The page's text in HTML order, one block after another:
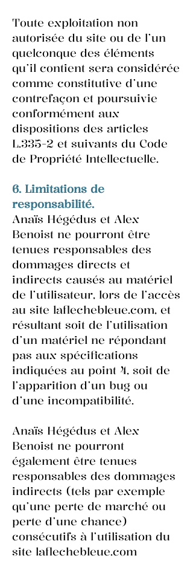
Toute exploitation non
autorisée du site ou de l’un
quelconque des éléments
qu’il contient sera considérée
comme constitutive d’une
contrefaçon et poursuivie
conformément aux
dispositions des articles
L.335-2 et suivants du Code
de Propriété Intellectuelle.
6. Limitations de
responsabilité.
Anaïs Hégédus et Alex
Benoist ne pourront être
tenues responsables des
dommages directs et
indirects causés au matériel
de l’utilisateur, lors de l’accès
au site laflechebleue.com, et
résultant soit de l’utilisation
d’un matériel ne répondant
pas aux spécifications
indiquées au point 4, soit de
l’apparition d’un bug ou
d’une incompatibilité.
Anaïs Hégédus et Alex
Benoist ne pourront
également être tenues
responsables des dommages
indirects (tels par exemple
qu’une perte de marché ou
perte d’une chance)
consécutifs à l’utilisation du
site laflechebleue.com